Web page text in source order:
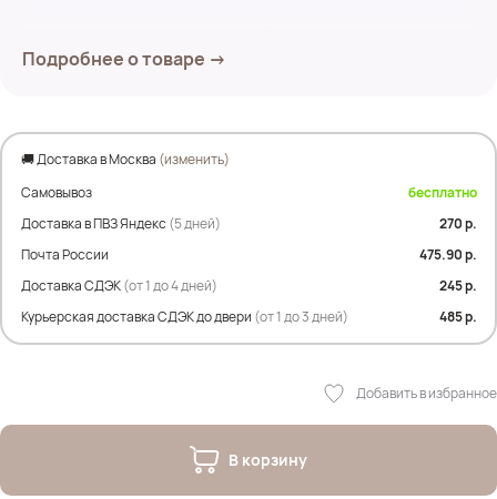
Длина 4см
Подробнее о товаре →
🚚 Доставка в Москва (изменить)
Самовывоз
бесплатно
Доставка в ПВЗ Яндекс (5 дней)
270 р.
Почта России
475.90 р.
Доставка СДЭК(от 1 до 4 дней)
245 р.
Курьерская доставка СДЭК до двери (от 1 до 3 дней) 485 р.
Добавить в избранное
В корзину